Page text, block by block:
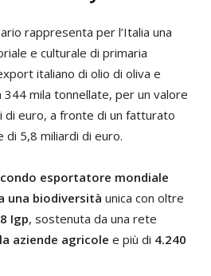
rappresenta per l’Italia una
e culturale di primaria
italiano di olio di oliva e
344 mila tonnellate, per un valore
di euro, a fronte di un fatturato
5,8 miliardi di euro.
esportatore mondiale
una biodiversità unica con oltre
8 Igp, sostenuta da una rete
aziende agricole e più di 4.240